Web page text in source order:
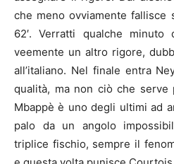
che meno ovviamente
62′. Verratti qualche
veemente un altro rigore,
all’italiano. Nel finale entra
qualità, ma non ciò che
Mbappè è uno degli ultimi ad
palo da un angolo
triplice fischio, sempre il